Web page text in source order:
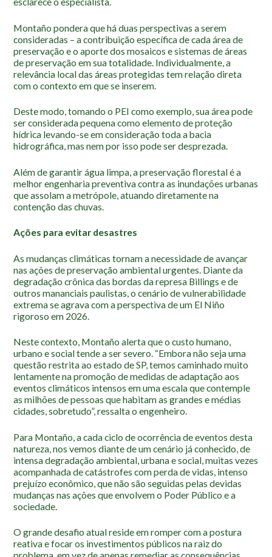
Montaño pondera que há duas perspectivas a serem
consideradas – a contribuição específica de cada área de
preservação e o aporte dos mosaicos e sistemas de áreas
de preservação em sua totalidade. Individualmente, a
relevância local das áreas protegidas tem relação direta
com o contexto em que se inserem.
Deste modo, tomando o PEI como exemplo, sua área pode
ser considerada pequena como elemento de proteção
hídrica levando-se em consideração toda a bacia
hidrográfica, mas nem por isso pode ser desprezada.
Além de garantir água limpa, a preservação florestal é a
melhor engenharia preventiva contra as inundações urbanas
que assolam a metrópole, atuando diretamente na
contenção das chuvas.
Ações para evitar desastres
As mudanças climáticas tornam a necessidade de avançar
nas ações de preservação ambiental urgentes. Diante da
degradação crônica das bordas da represa Billings e de
outros mananciais paulistas, o cenário de vulnerabilidade
extrema se agrava com a perspectiva de um El Niño
rigoroso em 2026.
Neste contexto, Montaño alerta que o custo humano,
urbano e social tende a ser severo. “Embora não seja uma
questão restrita ao estado de SP, temos caminhado muito
lentamente na promoção de medidas de adaptação aos
eventos climáticos intensos em uma escala que contemple
as milhões de pessoas que habitam as grandes e médias
cidades, sobretudo”, ressalta o engenheiro.
Para Montaño, a cada ciclo de ocorrência de eventos desta
natureza, nos vemos diante de um cenário já conhecido, de
intensa degradação ambiental, urbana e social, muitas vezes
acompanhada de catástrofes com perda de vidas, intenso
prejuízo econômico, que não são seguidas pelas devidas
mudanças nas ações que envolvem o Poder Público e a
sociedade.
O grande desafio atual reside em romper com a postura
reativa e focar os investimentos públicos na raiz do